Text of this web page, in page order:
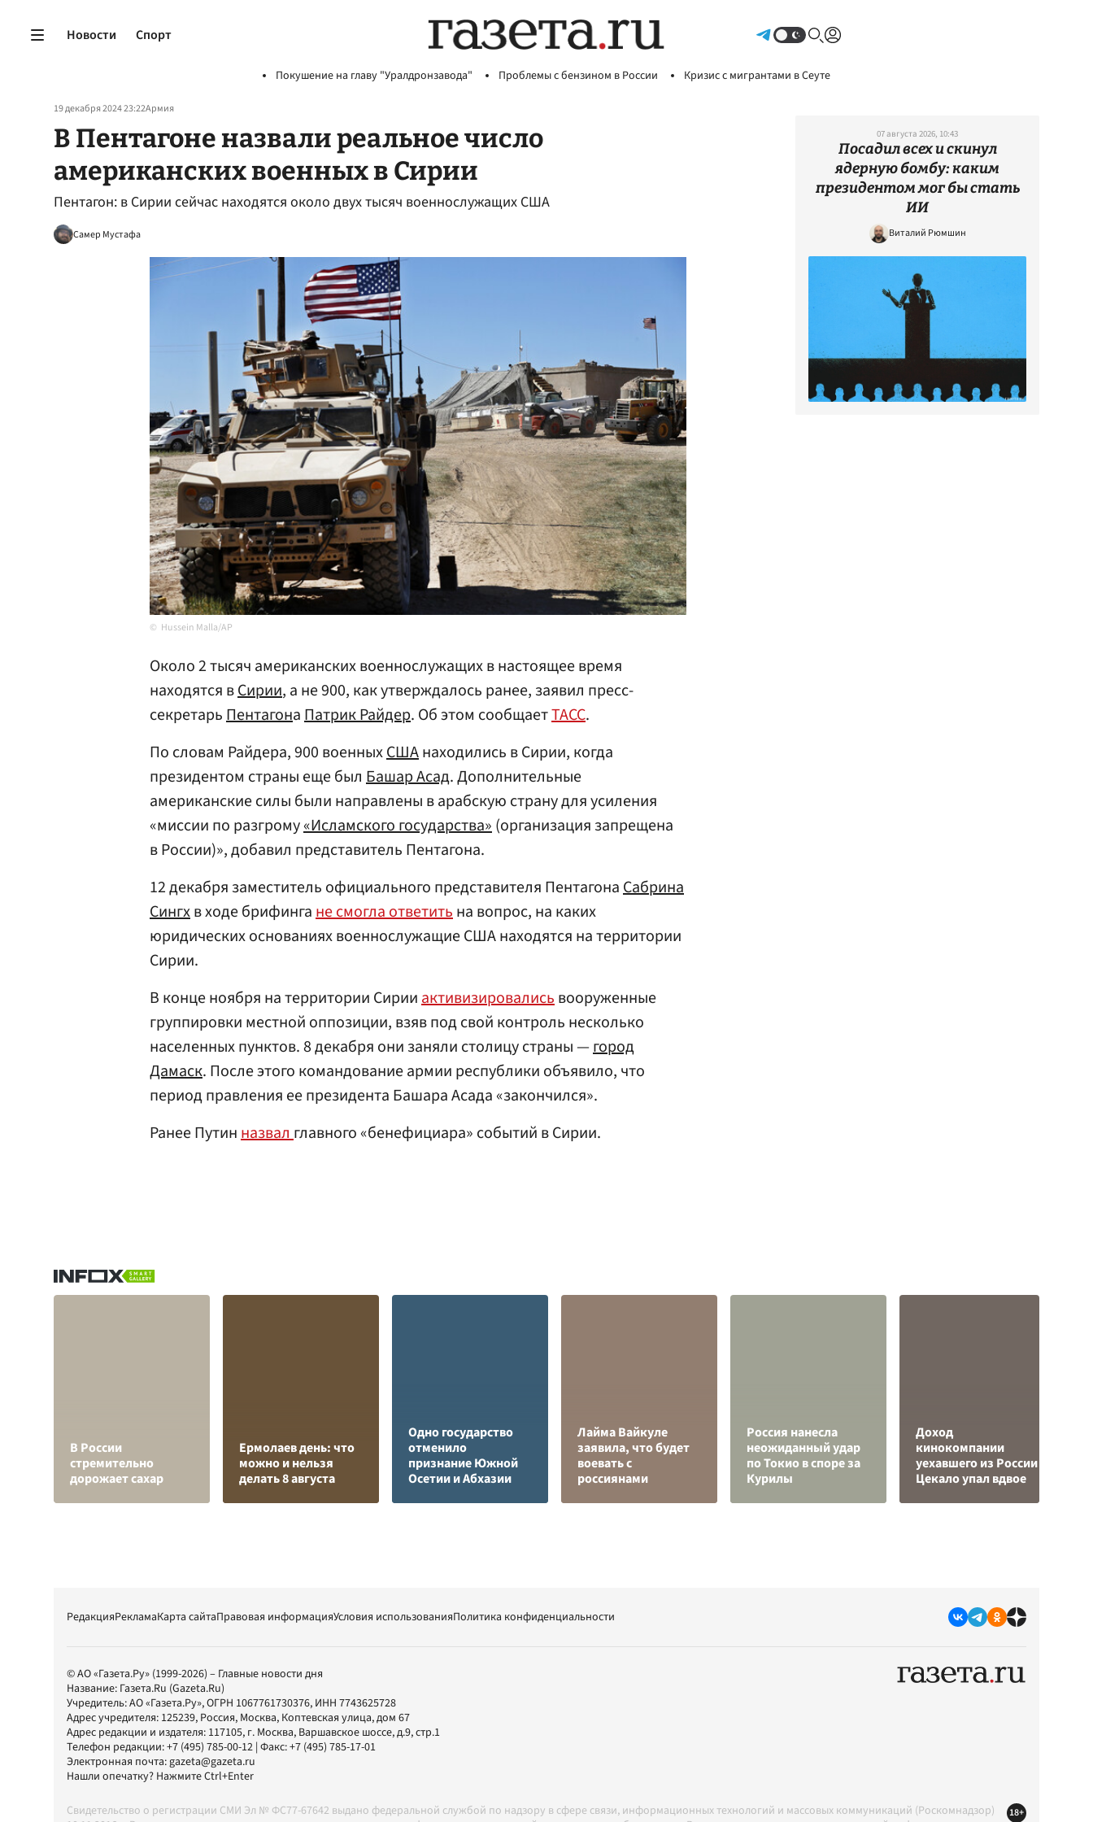
Новости Спорт
Покушение на главу "Уралдронзавода" Проблемы с бензином в России Кризис с мигрантами в Сеуте
19 декабря 2024 23:22Армия
В Пентагоне назвали реальное число
американских военных в Сирии
Пентагон: в Сирии сейчас находятся около двух тысяч военнослужащих США
Самер Мустафа
Hussein Malla/AP
Около 2 тысяч американских военнослужащих в настоящее время
находятся вСирии, а не 900, как утверждалось ранее, заявил пресс-
секретарьПентагонаПатрик Райдер. Об этом сообщаетТАСС.
По словам Райдера, 900 военныхСШАнаходились в Сирии, когда
президентом страны еще был Башар Асад. Дополнительные
американские силы были направлены в арабскую страну для усиления
«миссии по разгрому«Исламского государства»(организация запрещена
в России)», добавил представитель Пентагона.
12 декабря заместитель официального представителя ПентагонаСабрина
Сингхв ходе брифингане смогла ответитьна вопрос, на каких
юридических основаниях военнослужащие США находятся на территории
Сирии.
В конце ноября на территории Сирииактивизировалисьвооруженные
группировки местной оппозиции, взяв под свой контроль несколько
населенных пунктов. 8 декабря они заняли столицу страны —город
Дамаск. После этого командование армии республики объявило, что
период правления ее президента Башара Асада «закончился».
Ранее Путинназвалглавного «бенефициара» событий в Сирии.
07 августа 2026, 10:43
Посадил всех и скинул
ядерную бомбу: каким
президентом мог бы стать
ИИ
Виталий Рюмшин
В России
стремительно
дорожает сахар
Ермолаев день: что
можно и нельзя
делать 8 августа
Одно государство
отменило
признание Южной
Осетии и Абхазии
Лайма Вайкуле
заявила, что будет
воевать с
россиянами
Россия нанесла
неожиданный удар
по Токио в споре за
Курилы
Доход
кинокомпании
уехавшего из России
Цекало упал вдвое
РедакцияРекламаКарта сайтаПравовая информацияУсловия использованияПолитика конфиденциальности
© АО «Газета.Ру» (1999-2026) – Главные новости дня
Название: Газета.Ru (Gazeta.Ru)
Учредитель:АО «Газета.Ру», ОГРН 1067761730376, ИНН 7743625728
Адрес учредителя: 125239, Россия, Москва, Коптевская улица, дом 67
Адрес редакции и издателя: 117105, г. Москва, Варшавское шоссе, д.9, стр.1
Телефон редакции:+7 (495) 785-00-12 | Факс:+7 (495) 785-17-01
Электронная почта:gazeta@gazeta.ru
Нашли опечатку? Нажмите Ctrl+Enter
Свидетельство о регистрации СМИ Эл № ФС77-67642 выдано федеральной службой по надзору в сфере связи, информационных технологий и массовых коммуникаций (Роскомнадзор)
18+